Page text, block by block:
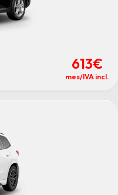
613€
mes/IVA incl.